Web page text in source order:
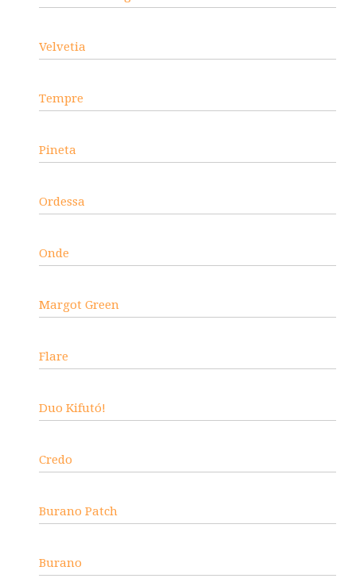
Velvetia
Tempre
Pineta
Ordessa
Onde
Margot Green
Flare
Duo Kifutó!
Credo
Burano Patch
Burano